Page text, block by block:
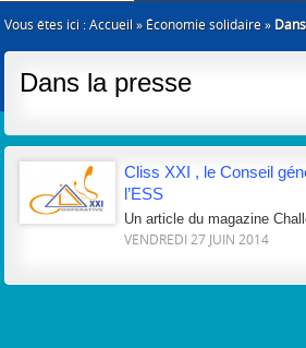
Vous êtes ici :Accueil » Économie solidaire »
Dans la presse
Cliss XXI , le Conseil
l’ESS
Un article du magazine
VENDREDI 27 JUIN 2014